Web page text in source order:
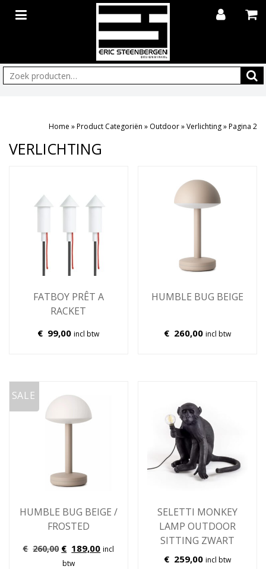
Zoeken:
Home »Product Categoriën » Outdoor»Verlichting»Pagina 2
VERLICHTING
FATBOY PRÊT A
RACKET
€ 99,00 incl btw
HUMBLE BUG BEIGE
€ 260,00 incl btw
SALE
HUMBLE BUG BEIGE /
FROSTED
€ 260,00 Oorspronkelijke
prijs
€ 189,00Huidige
incl
btw
SELETTI MONKEY
LAMP OUTDOOR
SITTING ZWART
€ 259,00 incl btw